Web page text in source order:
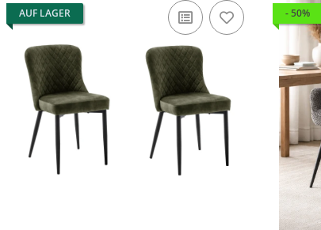
AUF LAGER - 50%